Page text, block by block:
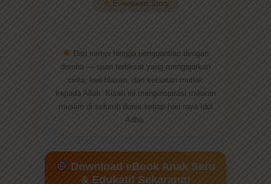
Evergreen Story
Dari mimpi hingga penggantian dengan
domba — ujian terbesar yang mengajarkan
cinta, keikhlasan, dan ketaatan mutlak
kepada Allah. Kisah ini menginspirasi miliaran
muslim di seluruh dunia setiap hari raya Idul
Adha.
Download eBook Anak Seru
& Edukatif Sekarang!